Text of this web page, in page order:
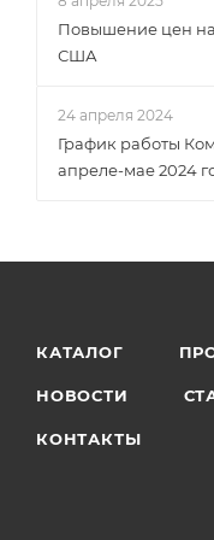
Повышение цен
США
24 апреля 2024
График работы
апреле-мае 2024
КАТАЛОГ
НОВОСТИ
КОНТАКТЫ